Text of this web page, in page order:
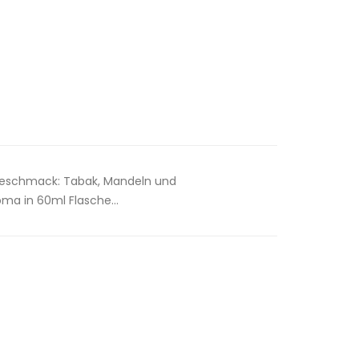
Tabak, Mandeln und
in 60ml Flasche...